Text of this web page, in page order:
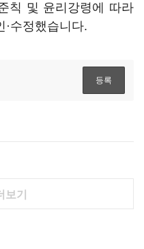
칙 및 윤리강령에 따라
·수정했습니다.
보기